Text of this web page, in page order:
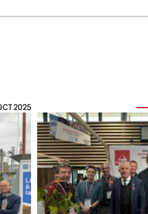
2025